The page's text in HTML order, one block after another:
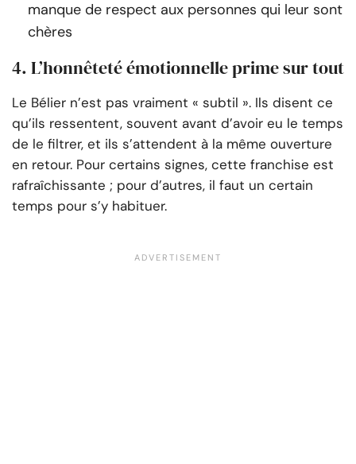
manque de respect aux personnes qui leur sont
chères
4. L’honnêteté émotionnelle prime sur tout
Le Bélier n’est pas vraiment « subtil ». Ils disent ce
qu’ils ressentent, souvent avant d’avoir eu le temps
de le filtrer, et ils s’attendent à la même ouverture
en retour. Pour certains signes, cette franchise est
rafraîchissante ; pour d’autres, il faut un certain
temps pour s’y habituer.